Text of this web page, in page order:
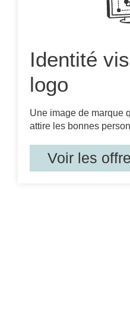
Identité
logo
Une image de marque
attire les bonnes
Voir les